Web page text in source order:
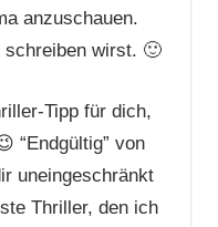
anzuschauen.
schreiben wirst. 🙂
Tipp für dich,
“Endgültig” von
uneingeschränkt
Thriller, den ich